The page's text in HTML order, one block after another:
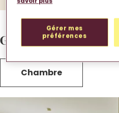
Galerie d’images.
Chambre
Gérer mes
préférences